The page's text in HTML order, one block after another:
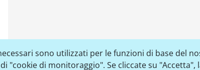
sono utilizzati per le funzioni di base del
"cookie di monitoraggio". Se cliccate su